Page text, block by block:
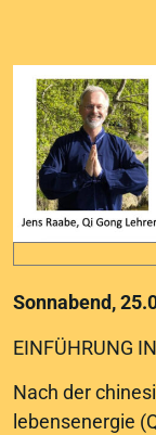
Sonnabend,
EINFÜHRUNG
Nach der
lebensenergie